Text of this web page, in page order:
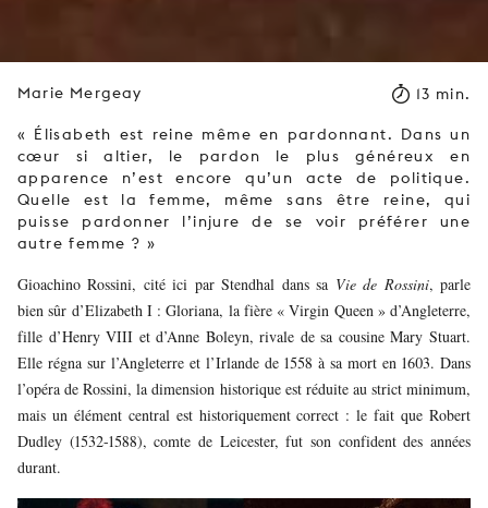
Marie Mergeay 13 min.
« Élisabeth est reine même en pardonnant. Dans un
cœur si altier, le pardon le plus généreux en
apparence n’est encore qu’un acte de politique.
Quelle est la femme, même sans être reine, qui
puisse pardonner l’injure de se voir préférer une
autre femme ? »
Gioachino Rossini, cité ici par Stendhal dans sa Vie de Rossini, parle
bien sûr d’Elizabeth I : Gloriana, la fière « Virgin Queen » d’Angleterre,
fille d’Henry VIII et d’Anne Boleyn, rivale de sa cousine Mary Stuart.
Elle régna sur l’Angleterre et l’Irlande de 1558 à sa mort en 1603. Dans
l’opéra de Rossini, la dimension historique est réduite au strict minimum,
mais un élément central est historiquement correct : le fait que Robert
Dudley (1532-1588), comte de Leicester, fut son confident des années
durant.